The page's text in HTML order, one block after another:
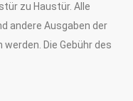
zu Haustür. Alle
andere Ausgaben der
Die Gebühr des